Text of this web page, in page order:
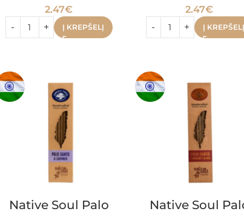
2.47€
Į KREPŠELĮ
2.47€
Į KREPŠELĮ
Native Soul Palo
Native Soul